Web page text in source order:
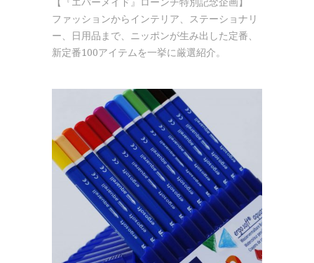
ファッションからインテリア、ステーショナリ
ー、日用品まで、ニッポンが生み出した定番、
新定番100アイテムを一挙に厳選紹介。